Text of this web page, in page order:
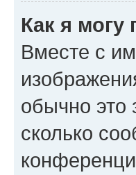
Как я могу
Вместе с
обычно это
сколько